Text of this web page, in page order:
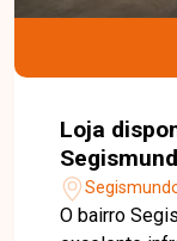
Loja
MG.
O bairro